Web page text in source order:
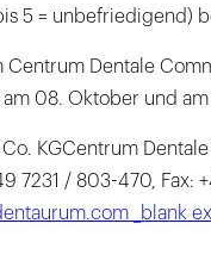
5 = unbefriedigend)
Centrum Dentale
08. Oktober und am
KGCentrum
7231 / 803-470, Fax:
_blank